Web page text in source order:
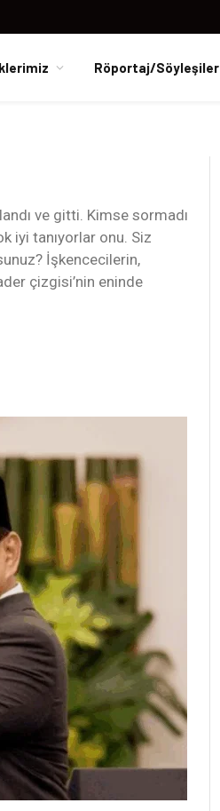
Röportaj/Söyleşiler
ve gitti. Kimse sormadı
iyi tanıyorlar onu. Siz
İşkencecilerin,
çizgisi’nin eninde